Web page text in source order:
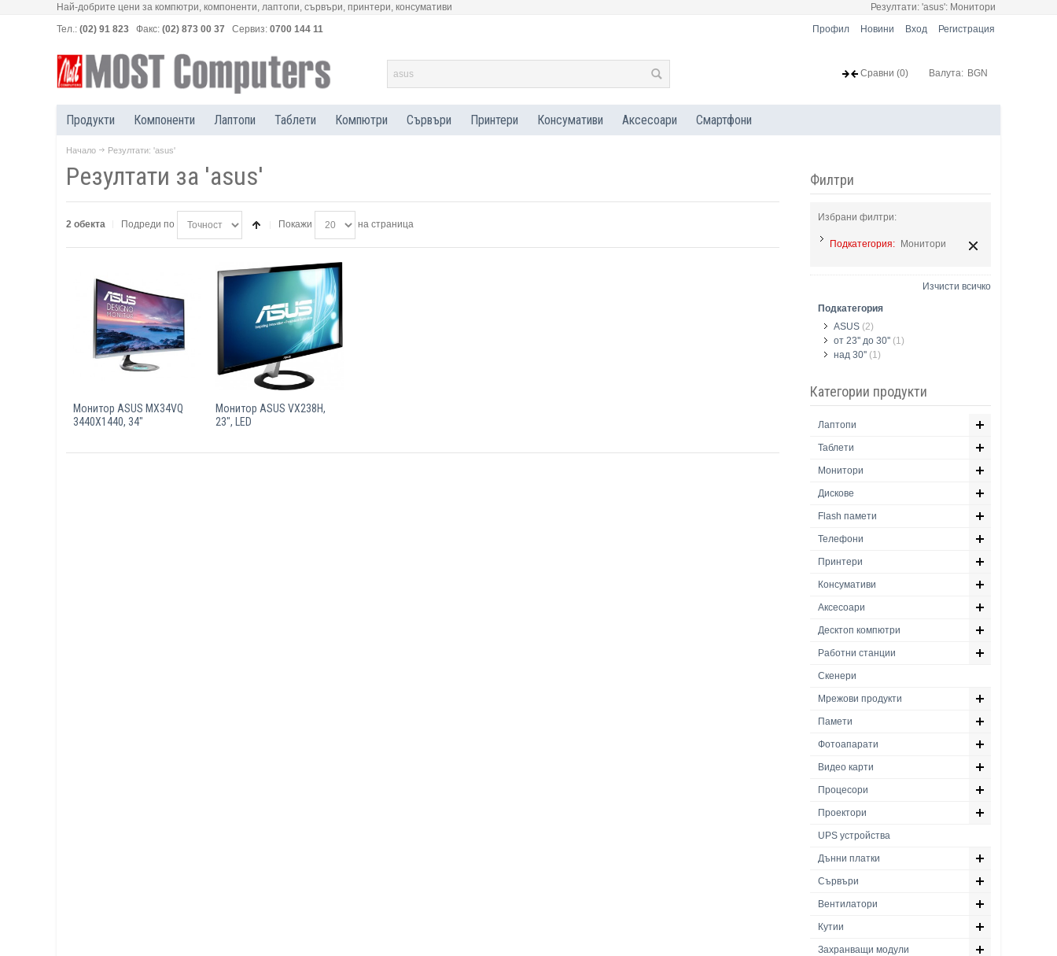
Най-добрите цени за компютри, компоненти, лаптопи, сървъри, принтери, консумативи
Резултати: 'asus': Монитори
Тел.: (02) 91 823 Факс: (02) 873 00 37 Сервиз: 0700 144 11 Профил Новини Вход Регистрация
Валута: BGN
Сравни (0)
Продукти Компоненти Лаптопи Таблети Компютри Сървъри Принтери Консумативи Аксесоари Смартфони
Начало Резултати: 'asus'
Резултати за 'asus'
2 обекта Подреди по Покажи на страница
Монитор ASUS MX34VQ
3440X1440, 34"
Монитор ASUS VX238H,
23", LED
Филтри
Избрани филтри:
Подкатегория: Монитори
Изчисти всичко
Подкатегория
ASUS(2)
от 23'' до 30''(1)
над 30''(1)
Категории продукти
Лаптопи
Таблети
Монитори
Дискове
Flash памети
Телефони
Принтери
Консумативи
Аксесоари
Десктоп компютри
Работни станции
Скенери
Мрежови продукти
Памети
Фотоапарати
Видео карти
Процесори
Проектори
UPS устройства
Дънни платки
Сървъри
Вентилатори
Кутии
Захранващи модули